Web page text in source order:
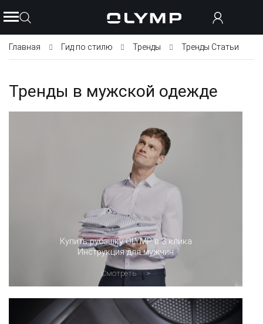
Главная Гид по стилю Тренды Тренды Статьи
Тренды в мужской одежде
Купить рубашку OLYMP в 3 клика
Инструкция для мужчин
Смотреть